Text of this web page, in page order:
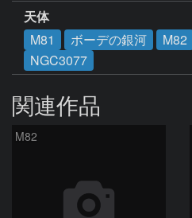
天体
M81
ボーデの銀河 M82
NGC3077
関連作品
M82